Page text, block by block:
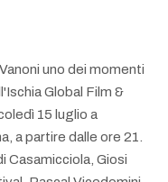
uno dei momenti
Global Film &
15 luglio a
a partire dalle ore 21.
Casamicciola, Giosi